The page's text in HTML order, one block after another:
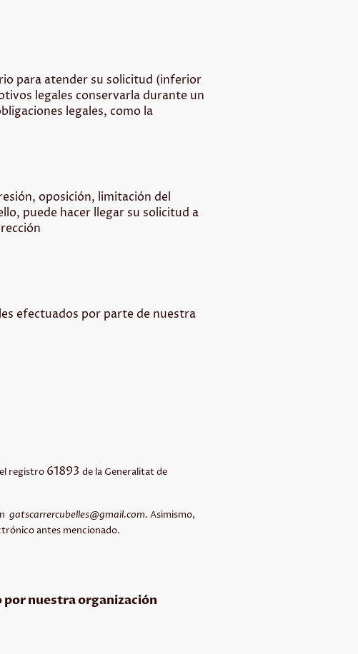
para atender su solicitud (inferior
legales conservarla durante un
legales, como la
oposición, limitación del
puede hacer llegar su solicitud a
efectuados por parte de nuestra
registro 61893 de la Generalitat de
gatscarrercubelles@gmail.com. Asimismo,
antes mencionado.
por nuestra organización